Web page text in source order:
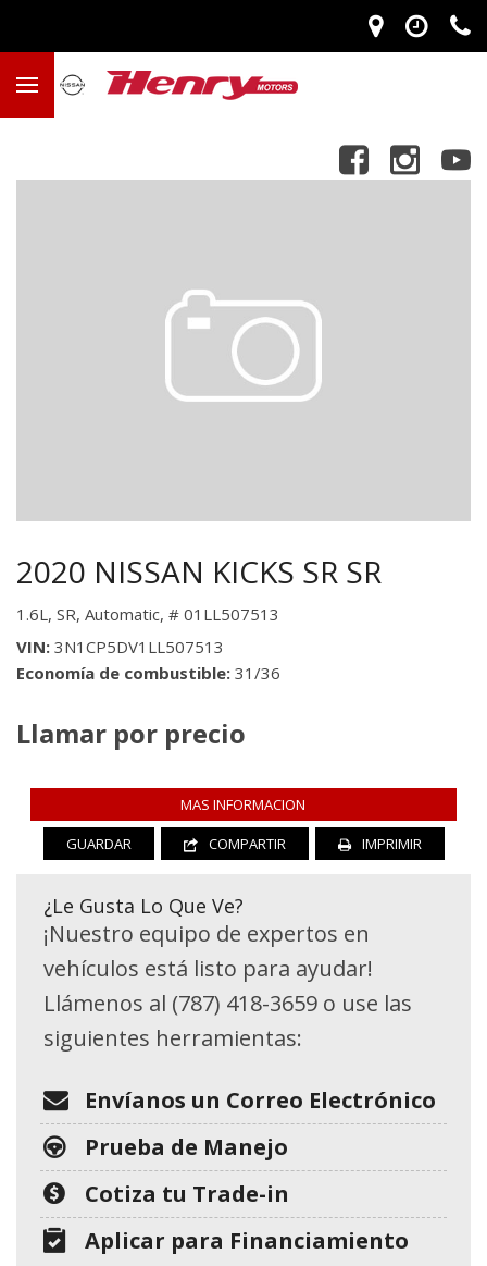
2020 NISSAN KICKS SR SR
1.6L, SR, Automatic, # 01LL507513
VIN 3N1CP5DV1LL507513
Economía de combustible 31/36
Llamar por precio
MAS INFORMACION
GUARDAR
COMPARTIR IMPRIMIR
¿Le Gusta Lo Que Ve?
¡Nuestro equipo de expertos en
vehículos está listo para ayudar!
Llámenos al (787) 418-3659 o use las
siguientes herramientas:
Envíanos un Correo Electrónico
Prueba de Manejo
Cotiza tu Trade-in
Aplicar para Financiamiento